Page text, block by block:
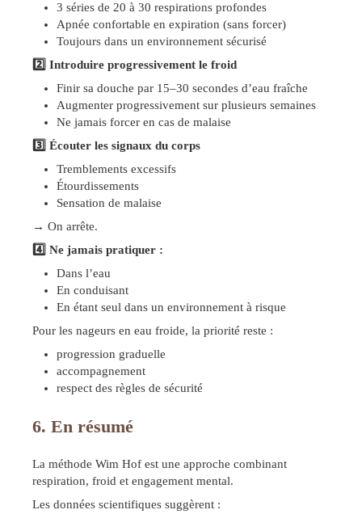
3 séries de 20 à 30 respirations profondes
Apnée confortable en expiration (sans forcer)
Toujours dans un environnement sécurisé
2️ ⃣ Introduire progressivement le froid
Finir sa douche par 15–30 secondes d’eau fraîche
Augmenter progressivement sur plusieurs semaines
Ne jamais forcer en cas de malaise
3️ ⃣ Écouter les signaux du corps
Tremblements excessifs
Étourdissements
Sensation de malaise
→ On arrête.
4️ ⃣ Ne jamais pratiquer :
Dans l’eau
En conduisant
En étant seul dans un environnement à risque
Pour les nageurs en eau froide, la priorité reste :
progression graduelle
accompagnement
respect des règles de sécurité
6. En résumé
La méthode Wim Hof est une approche combinant
respiration, froid et engagement mental.
Les données scientifiques suggèrent :